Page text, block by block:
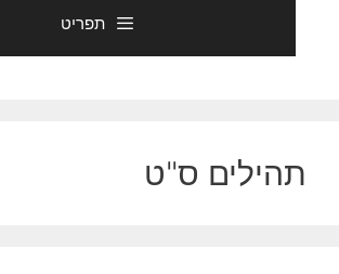
תפריט
תהילים ס"ט